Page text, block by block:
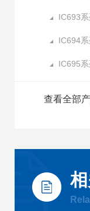
IC693系
IC694系
IC695系
查看全部